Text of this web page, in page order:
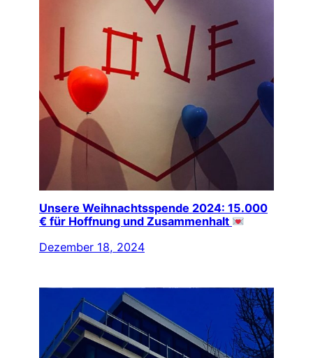
Unsere Weihnachtsspende 2024: 15.000
€ für Hoffnung und Zusammenhalt
Dezember 18, 2024